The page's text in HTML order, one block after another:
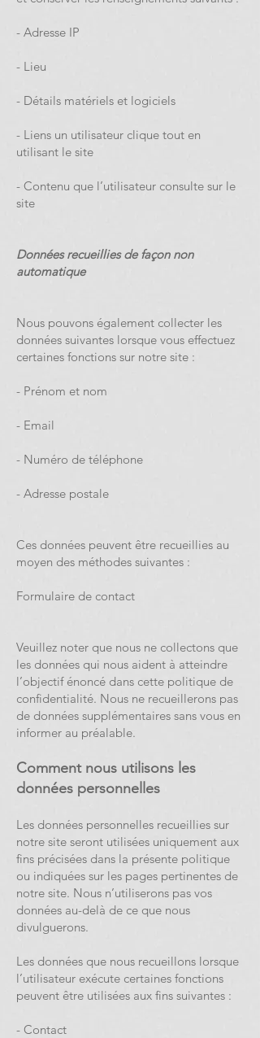
- Adresse IP
- Lieu
- Détails matériels et logiciels
- Liens un utilisateur clique tout en
utilisant le site
- Contenu que l’utilisateur consulte sur le
site
Données recueillies de façon non
automatique
Nous pouvons également collecter les
données suivantes lorsque vous effectuez
certaines fonctions sur notre site :
- Prénom et nom
- Email
- Numéro de téléphone
- Adresse postale
Ces données peuvent être recueillies au
moyen des méthodes suivantes :
Formulaire de contact
Veuillez noter que nous ne collectons que
les données qui nous aident à atteindre
l’objectif énoncé dans cette politique de
confidentialité. Nous ne recueillerons pas
de données supplémentaires sans vous en
informer au préalable.
Comment nous utilisons les
données personnelles
Les données personnelles recueillies sur
notre site seront utilisées uniquement aux
fins précisées dans la présente politique
ou indiquées sur les pages pertinentes de
notre site. Nous n’utiliserons pas vos
données au-delà de ce que nous
divulguerons.
Les données que nous recueillons lorsque
l’utilisateur exécute certaines fonctions
peuvent être utilisées aux fins suivantes :
- Contact